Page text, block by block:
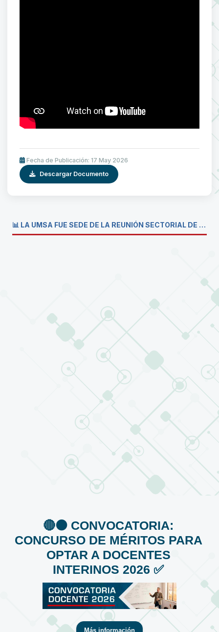
Fecha de Publicación: 17 May 2026
Descargar Documento
📊 LA UMSA FUE SEDE DE LA REUNIÓN SECTORIAL DE CARRERAS DE ECONOMÍA DEL SISTEMA DE LA UNIVERSIDAD BOLIVIANA💼
🔴⚫️ CONVOCATORIA:
CONCURSO DE MÉRITOS PARA
OPTAR A DOCENTES
INTERINOS 2026 ✅
Más información